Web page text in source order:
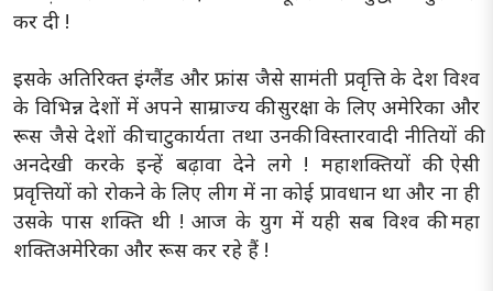
कर दी !
इसके अतिरिक्त इंग्लैंड और फ्रांस जैसे सामंती प्रवृत्ति के देश विश्व
के विभिन्न देशों में अपने साम्राज्य की सुरक्षा के लिए अमेरिका और
रूस जैसे देशों की चाटुकार्यता तथा उनकी विस्तारवादी नीतियों की
अनदेखी करके इन्हें बढ़ावा देने लगे ! महाशक्तियों की ऐसी
प्रवृत्तियों को रोकने के लिए लीग में ना कोई प्रावधान था और ना ही
उसके पास शक्ति थी ! आज के युग में यही सब विश्व की महा
शक्तिअमेरिका और रूस कर रहे हैं !